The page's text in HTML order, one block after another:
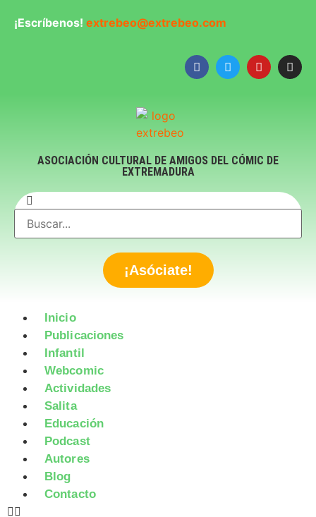
¡Escríbenos! extrebeo@extrebeo.com
ASOCIACIÓN CULTURAL DE AMIGOS DEL CÓMIC DE
EXTREMADURA
¡Asóciate!
Inicio
Publicaciones
Infantil
Webcomic
Actividades
Salita
Educación
Podcast
Autores
Blog
Contacto